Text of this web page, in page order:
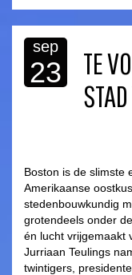
sep
23
TE
Boston is de slimste
Amerikaanse
stedenbouwkundig
grotendeels onder
én lucht vrijgemaakt
Jurriaan Teulings
twintigers,